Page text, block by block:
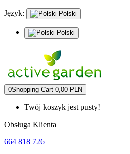
Język: Polski
Polski
0Shopping Cart 0,00 PLN
Twój koszyk jest pusty!
Obsługa Klienta
664 818 726